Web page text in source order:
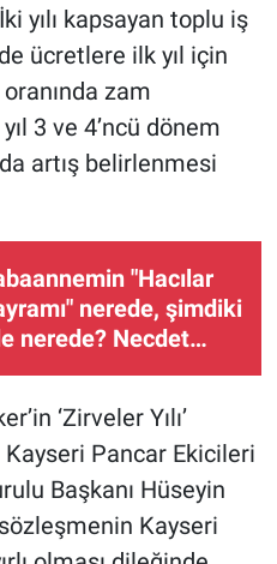
yılı kapsayan toplu iş
ücretlere ilk yıl için
zam
3 ve 4’ncü dönem
artış belirlenmesi
"Hacılar
nerede, şimdiki
nerede? Necdet
ezber
‘Zirveler Yılı’
Pancar Ekicileri
Başkanı Hüseyin
Kayseri